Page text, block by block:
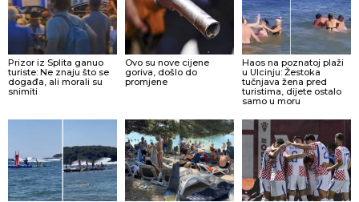
Prizor iz Splita ganuo
turiste: Ne znaju što se
događa, ali morali su
snimiti
Ovo su nove cijene
goriva, došlo do
promjene
Haos na poznatoj plaži
u Ulcinju: Žestoka
tučnjava žena pred
turistima, dijete ostalo
samo u moru